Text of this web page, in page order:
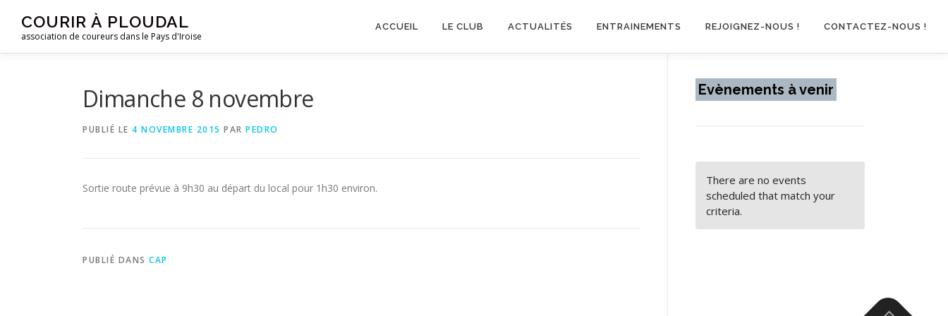
contenu
COURIR À PLOUDAL
association de coureurs dans le Pays d'Iroise
ACCUEIL LE CLUB ACTUALITÉS ENTRAINEMENTS REJOIGNEZ-NOUS ! CONTACTEZ-NOUS !
Dimanche 8 novembre
PUBLIÉ LE 4 NOVEMBRE 2015 PAR PEDRO
Sortie route prévue à 9h30 au départ du local pour 1h30 environ.
PUBLIÉ DANS CAP
Evènements à venir
There are no events
scheduled that match your
criteria.